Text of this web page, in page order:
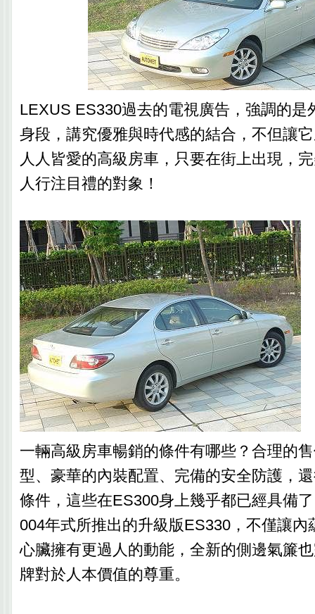
LEXUS ES330過去的電視廣告，強調的是
身段，講究優雅與時代感的結合，不但讓
人人皆愛的高級房車，只要在街上出現，
人行注目禮的對象！
一輛高級房車暢銷的條件有哪些？合理的
型、豪華的內裝配置、完備的安全防護，
條件，這些在ES300身上幾乎都已經具備
004年式所推出的升級版ES330，不僅讓內
心臟擁有更過人的動能，全新的側邊氣簾
牌對於人本價值的尊重。